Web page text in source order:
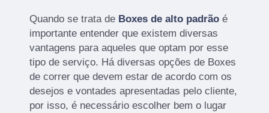
Quando se trata de Boxes de alto padrão é
importante entender que existem diversas
vantagens para aqueles que optam por esse
tipo de serviço. Há diversas opções de Boxes
de correr que devem estar de acordo com os
desejos e vontades apresentadas pelo cliente,
por isso, é necessário escolher bem o lugar